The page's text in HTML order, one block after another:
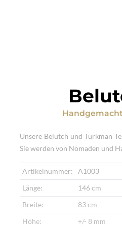
Unsere Belutch und Turkman
Sie werden von Nomaden und
Artikelnummer:
A1003
Länge:
146 cm
Breite:
83 cm
Höhe:
+/- 8 mm